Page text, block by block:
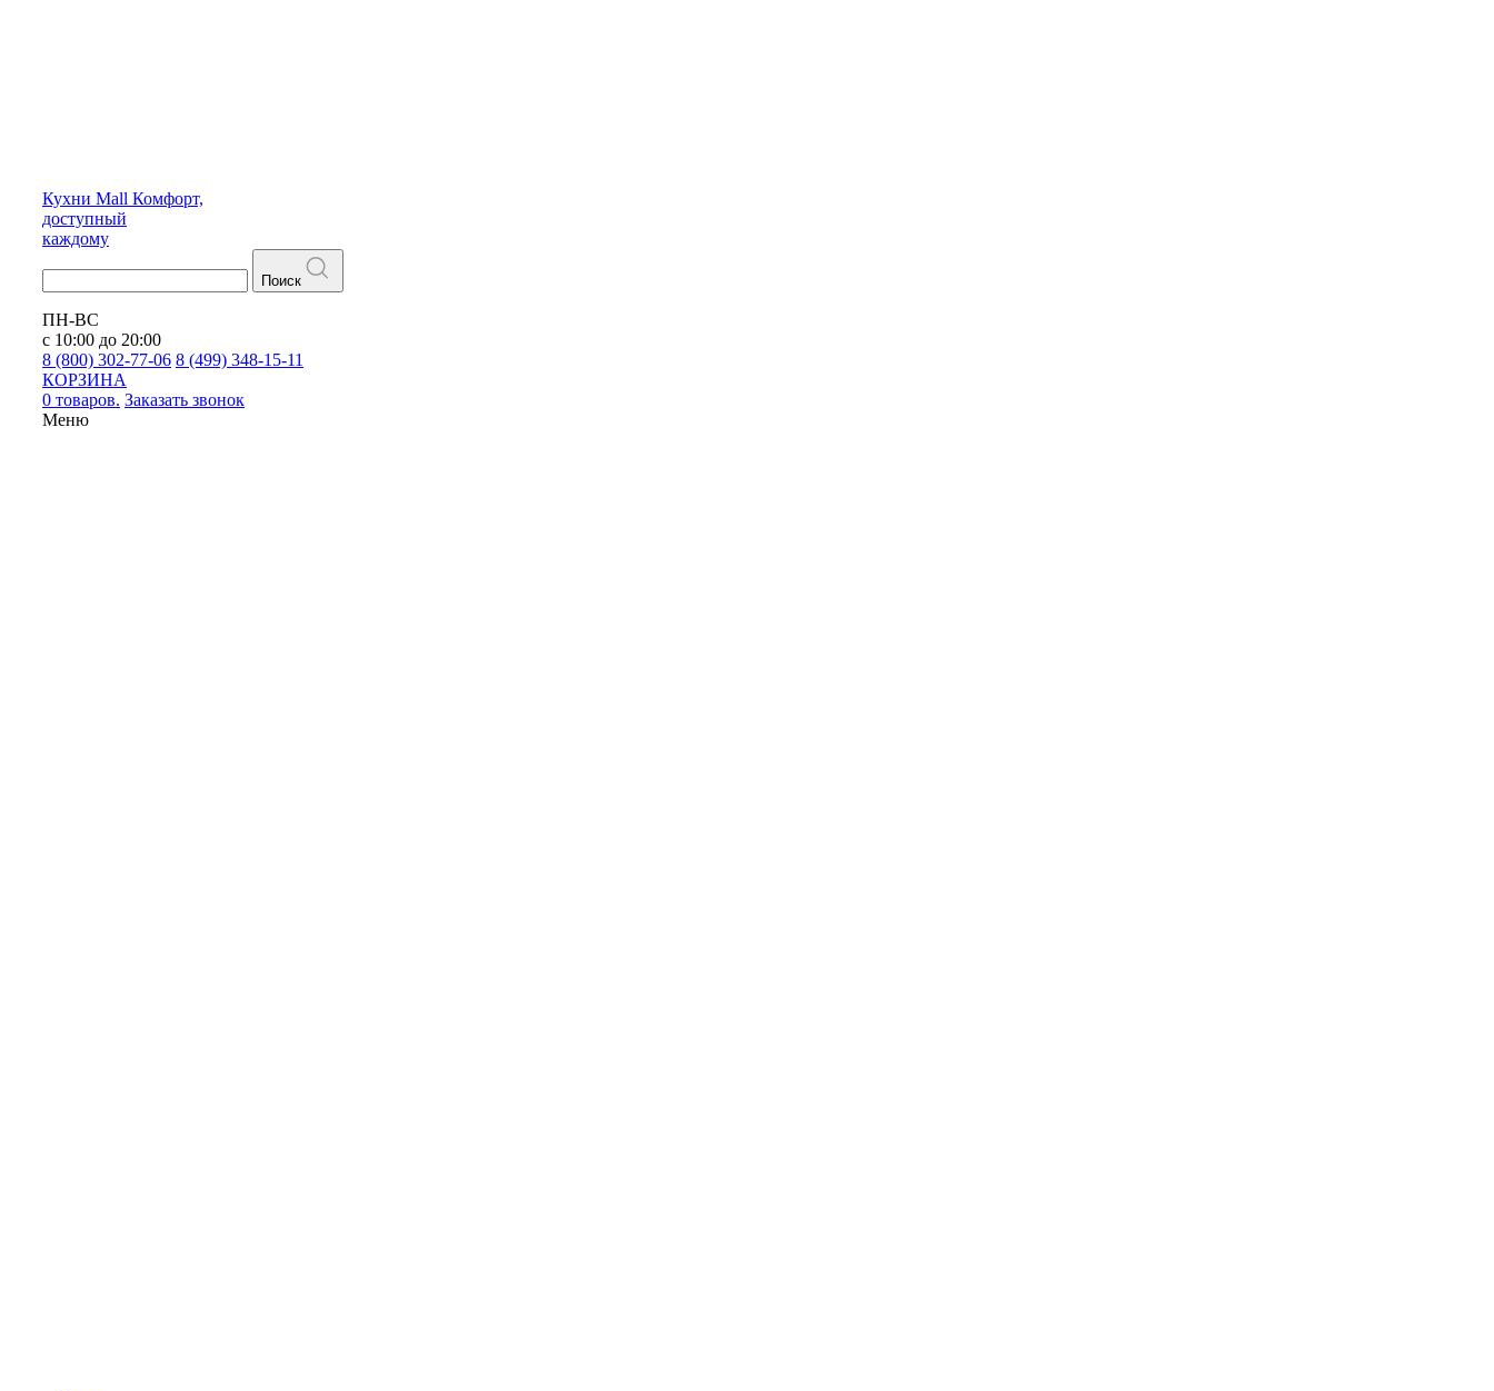
Кухни Mall Комфорт,
доступный
каждому
Поиск
ПН-ВС
с 10:00 до 20:00
8 (800) 302-77-06 8 (499) 348-15-11
КОРЗИНА
0 товаров. Заказать звонок
Меню